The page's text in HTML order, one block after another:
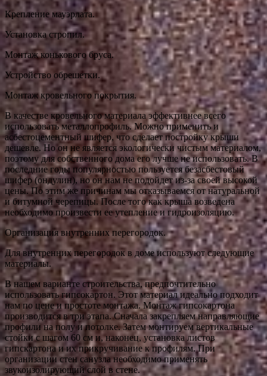
Крепление мауэрлата.
Установка стропил.
Монтаж конькового бруса.
Устройство обрешетки.
Монтаж кровельного покрытия.
В качестве кровельного материала эффективнее всего
использовать металлопрофиль. Можно применить и
асбестоцементный шифер, что сделает постройку крыши
дешевле. Но он не является экологически чистым материалом,
поэтому для собственного дома его лучше не использовать. В
последние годы популярностью пользуется безасбестовый
шифер (ондулин), но он нам не подойдет из-за своей высокой
цены. По этим же причинам мы отказываемся от натуральной
и битумной черепицы. После того как крыша возведена
необходимо произвести ее утепление и гидроизоляцию.
Организация внутренних перегородок.
Для внутренних перегородок в доме используют следующие
материалы.
В нашем варианте строительства, предпочтительно
использовать гипсокартон. Этот материал идеально подходит
нам по цене и простоте монтажа. Монтаж гипсокартона
производится в три этапа. Сначала закрепляем направляющие
профили на полу и потолке. Затем монтируем вертикальные
стойки с шагом 60 см и, наконец, установка листов
гипскартона и их прикручивание к профилям. При
организации стен санузла необходимо применять
звукоизолирующий слой в стене.